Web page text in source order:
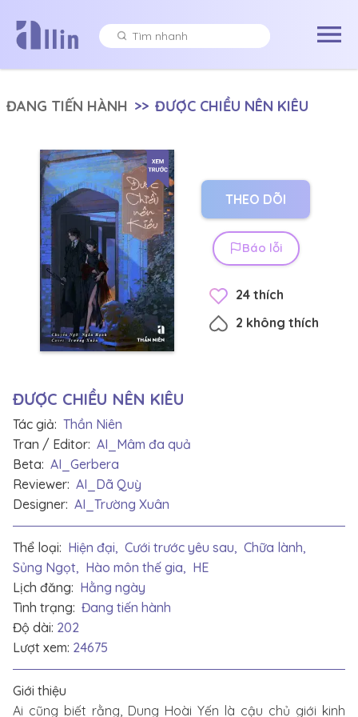
ĐANG TIẾN HÀNH >> ĐƯỢC CHIỀU NÊN KIÊU
THEO DÕI
Báo lỗi
24thích
2 không thích
ĐƯỢC CHIỀU NÊN KIÊU
Tác giả: Thần Niên
Tran / Editor: AI_Mâm đa quả
Beta: AI_Gerbera
Reviewer: AI_Dã Quỳ
Designer: AI_Trường Xuân
Thể loại: Hiện đại, Cưới trước yêu sau, Chữa lành,
Sủng Ngọt, Hào môn thế gia, HE
Lịch đăng: Hằng ngày
Tình trạng: Đang tiến hành
Độ dài: 202
Lượt xem: 24675
Giới thiệu
Ai cũng biết rằng, Dung Hoài Yến là cậu chủ giới kinh